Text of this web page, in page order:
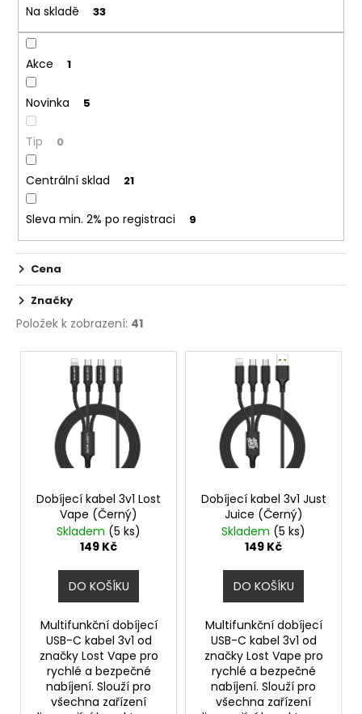
o
d
u
k
ů
Na skladě 33
Akce 1
Novinka 5
Tip 0
Centrální sklad 21
Sleva min. 2% po registraci 9
Cena
Značky
Položek k zobrazení: 41
V
Dobíjecí kabel 3v1 Lost
Vape (Černý)
Skladem (5 ks)
149 Kč
DO KOŠÍKU
Multifunkční dobíjecí
USB-C kabel 3v1 od
značky Lost Vape pro
rychlé a bezpečné
nabíjení. Slouží pro
všechna zařízení
Dobíjecí kabel 3v1 Just
Juice (Černý)
Skladem (5 ks)
149 Kč
DO KOŠÍKU
Multifunkční dobíjecí
USB-C kabel 3v1 od
značky Lost Vape pro
rychlé a bezpečné
nabíjení. Slouží pro
všechna zařízení
D
o
p
o
u
e
INNOKIN
Z-
COIL
OHM